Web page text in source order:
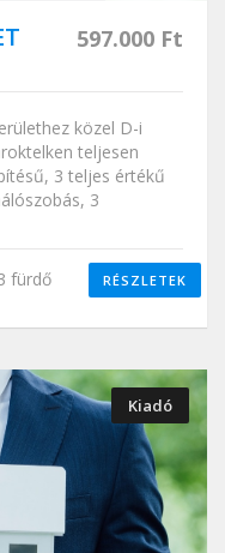
597.000 Ft
közel D-i
teljesen
3 teljes értékű
3
fürdő RÉSZLETEK
Kiadó